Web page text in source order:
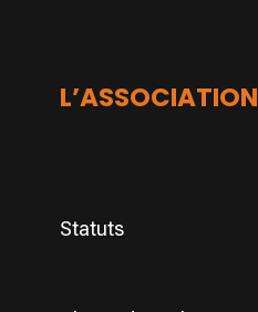
L’ASSOCIATION
Statuts